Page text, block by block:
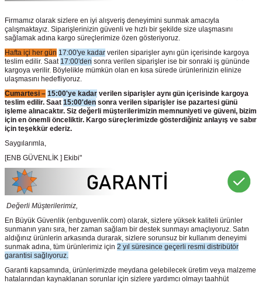
Firmamız olarak sizlere en iyi alışveriş deneyimini sunmak amacıyla
çalışmaktayız. Siparişlerinizin güvenli ve hızlı bir şekilde size ulaşmasını
sağlamak adına kargo süreçlerimize özen gösteriyoruz.
Hafta içi her gün 17:00'ye kadar verilen siparişler aynı gün içerisinde kargoya
teslim edilir. Saat 17:00'den sonra verilen siparişler ise bir sonraki iş gününde
kargoya verilir. Böylelikle mümkün olan en kısa sürede ürünlerinizin elinize
ulaşmasını hedefliyoruz.
Cumartesi – 15:00'ye kadar verilen siparişler aynı gün içerisinde kargoya
teslim edilir. Saat 15:00'den sonra verilen siparişler ise pazartesi günü
işleme alınacaktır. Siz değerli müşterilerimizin memnuniyeti ve güveni, bizim
için en önemli önceliktir. Kargo süreçlerimizde gösterdiğiniz anlayış ve sabır
için teşekkür ederiz.
Saygılarımla,
[ENB GÜVENLİK ] Ekibi"
Değerli Müşterilerimiz,
En Büyük Güvenlik (enbguvenlik.com) olarak, sizlere yüksek kaliteli ürünler
sunmanın yanı sıra, her zaman sağlam bir destek sunmayı amaçlıyoruz. Satın
aldığınız ürünlerin arkasında durarak, sizlere sorunsuz bir kullanım deneyimi
sunmak adına, tüm ürünlerimiz için 2 yıl süresince geçerli resmi distribütör
garantisi sağlıyoruz.
Garanti kapsamında, ürünlerimizde meydana gelebilecek üretim veya malzeme
hatalarından kaynaklanan sorunlar için sizlere yardımcı olmayı taahhüt